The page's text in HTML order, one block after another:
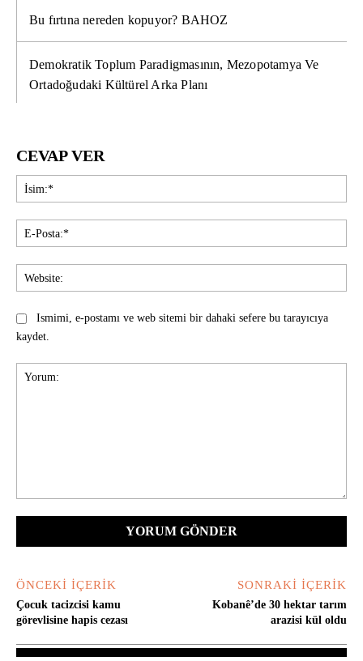
Bu fırtına nereden kopuyor? BAHOZ
Demokratik Toplum Paradigmasının, Mezopotamya Ve
Ortadoğudaki Kültürel Arka Planı
CEVAP VER
Ismimi, e-postamı ve web sitemi bir dahaki sefere bu tarayıcıya
kaydet.
ÖNCEKI İÇERIK
Çocuk tacizcisi kamu
görevlisine hapis cezası
SONRAKI İÇERIK
Kobanê’de 30 hektar tarım
arazisi kül oldu